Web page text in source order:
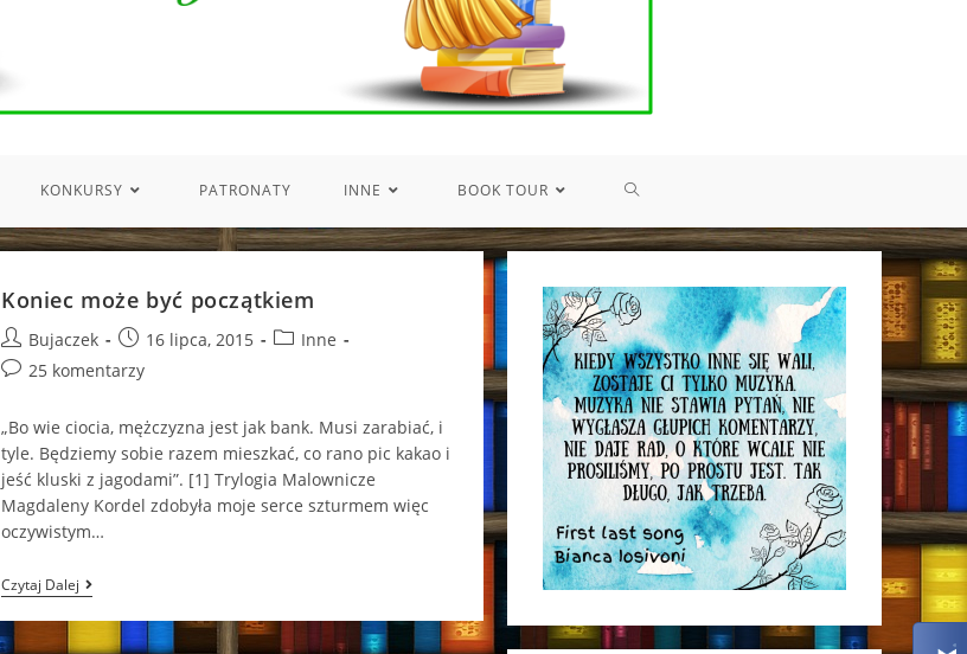
KONKURSY PATRONATY INNE BOOK TOUR TOGGLE
SEARCH
Koniec może być początkiem
Post
author:
Bujaczek
Post
published:
16 lipca, 2015
PostInne
Post25 komentarzy
„Bo wie ciocia, mężczyzna jest jak bank. Musi zarabiać, i
tyle. Będziemy sobie razem mieszkać, co rano pic kakao i
jeść kluski z jagodami”. [1] Trylogia Malownicze
Magdaleny Kordel zdobyła moje serce szturmem więc
oczywistym…
Czytaj Dalej Koniec
Może
Być
Początkiem